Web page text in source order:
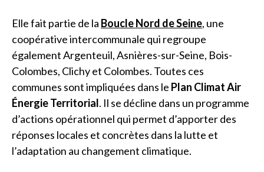
Elle fait partie de la Boucle Nord de Seine, une
coopérative intercommunale qui regroupe
également Argenteuil, Asnières-sur-Seine, Bois-
Colombes, Clichy et Colombes. Toutes ces
communes sont impliquées dans le Plan Climat Air
Énergie Territorial. Il se décline dans un programme
d’actions opérationnel qui permet d’apporter des
réponses locales et concrètes dans la lutte et
l’adaptation au changement climatique.